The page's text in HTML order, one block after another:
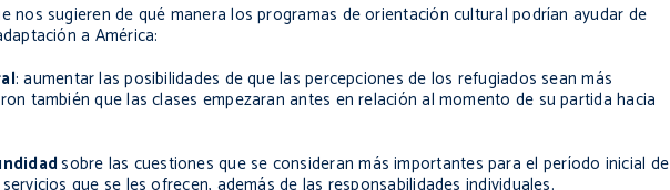
nos sugieren de qué manera los programas de orientación cultural podrían ayudar de
a América:
: aumentar las posibilidades de que las percepciones de los refugiados sean más
también que las clases empezaran antes en relación al momento de su partida hacia
sobre las cuestiones que se consideran más importantes para el período inicial de